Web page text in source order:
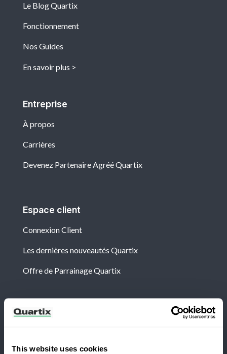
This website uses cookies
Le Blog Quartix
Fonctionnement
Nos Guides
En savoir plus
Entreprise
À propos
Carrières
Devenez Partenaire Agréé Quartix
Espace client
Connexion Client
Les dernières nouveautés Quartix
Offre de Parrainage Quartix
Newsletter
cas de Quartix